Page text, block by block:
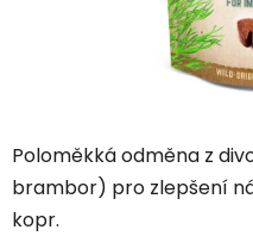
Poloměkká odměna z
brambor) pro zlepšení
kopr.